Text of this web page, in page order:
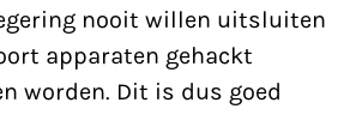
nooit willen uitsluiten
apparaten gehackt
worden. Dit is dus goed